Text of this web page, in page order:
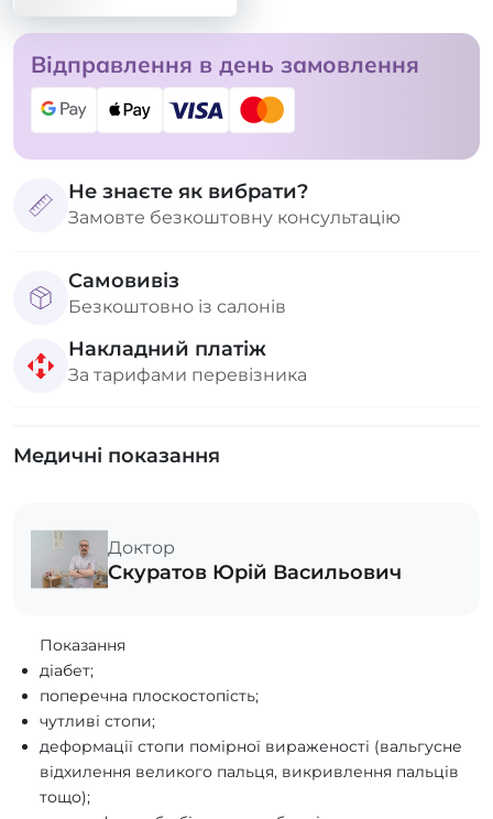
Відправлення в день замовлення
Не знаєте як вибрати?
Замовте безкоштовну консультацію
Самовивіз
Безкоштовно із салонів
Накладний платіж
За тарифами перевізника
Медичні показання
Доктор
Скуратов Юрій Васильович
Показання
діабет;
поперечна плоскостопість;
чутливі стопи;
деформації стопи помірної вираженості (вальгусне
відхилення великого пальця, викривлення пальців
тощо);